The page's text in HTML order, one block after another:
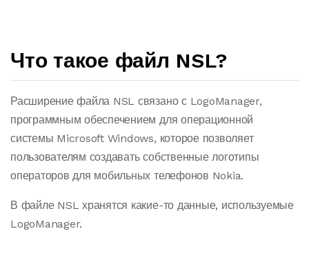
Что такое файл NSL?
Расширение файла NSL связано с LogoManager,
программным обеспечением для операционной
системы Microsoft Windows, которое позволяет
пользователям создавать собственные логотипы
операторов для мобильных телефонов Nokia.
В файле NSL хранятся какие-то данные, используемые
LogoManager.